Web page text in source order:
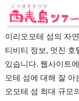
이리오모테 섬의 자
티비티 정보, 멋진
있습니다. 웹사이트
모테 섬에 대해 잘
오모테 섬 최대 규모